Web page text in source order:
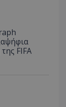
FIFA